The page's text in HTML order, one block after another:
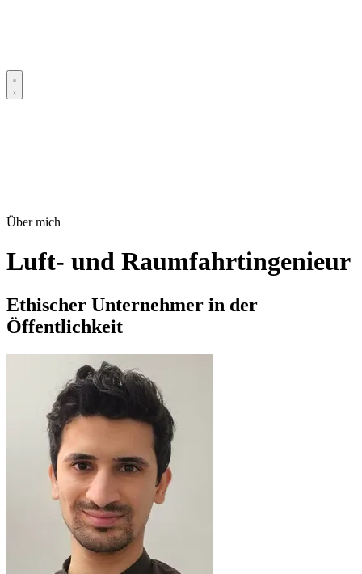
Über mich
Luft- und Raumfahrtingenieur
Ethischer Unternehmer in der
Öffentlichkeit